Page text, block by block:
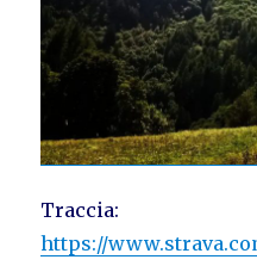
Traccia:
https://